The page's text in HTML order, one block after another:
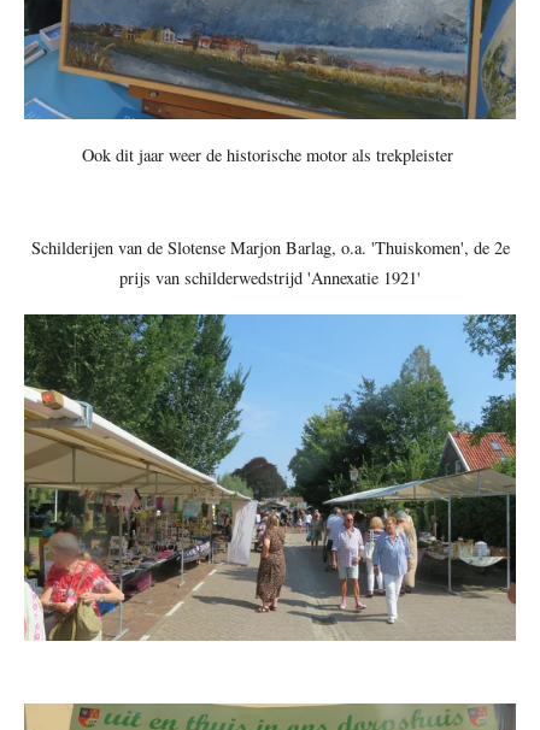
Ook dit jaar weer de historische motor als trekpleister
Schilderijen van de Slotense Marjon Barlag, o.a. 'Thuiskomen', de 2e
prijs van schilderwedstrijd 'Annexatie 1921'